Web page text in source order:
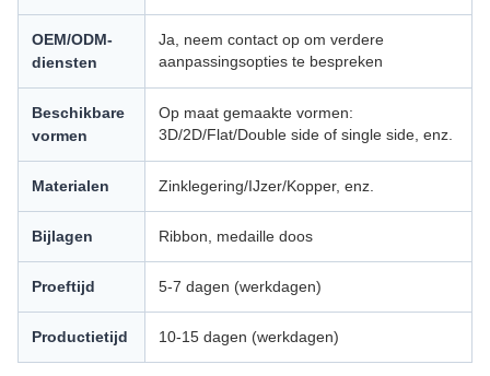
OEM/ODM-
diensten
Ja, neem contact op om verdere
aanpassingsopties te bespreken
Beschikbare
vormen
Op maat gemaakte vormen:
3D/2D/Flat/Double side of single side, enz.
Materialen Zinklegering/IJzer/Kopper, enz.
Bijlagen Ribbon, medaille doos
Proeftijd 5-7 dagen (werkdagen)
Productietijd 10-15 dagen (werkdagen)